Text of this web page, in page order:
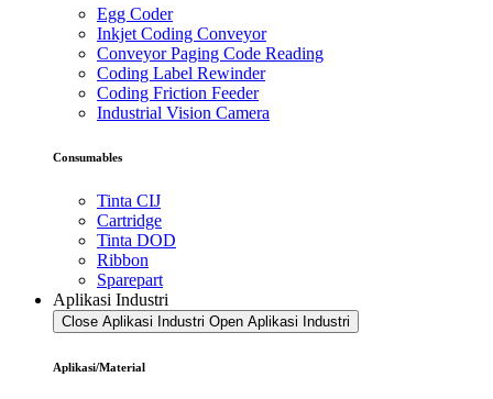
Egg Coder
Inkjet Coding Conveyor
Conveyor Paging Code Reading
Coding Label Rewinder
Coding Friction Feeder
Industrial Vision Camera
Consumables
Tinta CIJ
Cartridge
Tinta DOD
Ribbon
Sparepart
Aplikasi Industri
Close Aplikasi Industri Open Aplikasi Industri
Aplikasi/Material